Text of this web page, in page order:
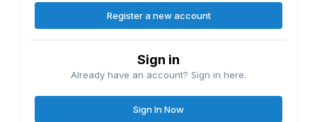
Register a new account
Sign in
Already have an account? Sign in here.
Sign In Now